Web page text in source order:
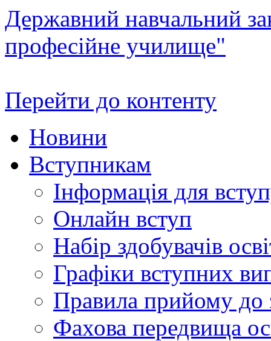
Державний навчальний
професійне училище"
Перейти до контенту
Новини
Вступникам
Інформація для
Онлайн вступ
Набір здобувачів
Графіки вступних
Правила прийому до
Фахова передвища